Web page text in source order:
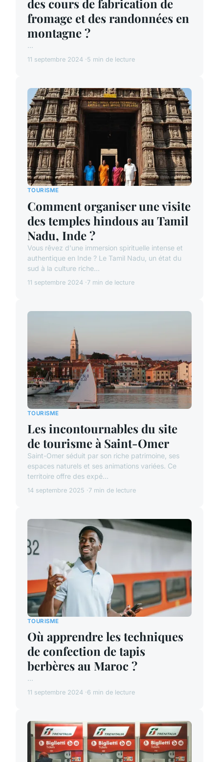
des cours de fabrication de
fromage et des randonnées en
montagne ?
...
11 septembre 2024 5 min de lecture
TOURISME
Comment organiser une visite
des temples hindous au Tamil
Nadu, Inde ?
Vous rêvez d'une immersion spirituelle intense et
authentique en Inde ? Le Tamil Nadu, un état du
sud à la culture riche...
11 septembre 2024 7 min de lecture
TOURISME
Les incontournables du site
de tourisme à Saint-Omer
Saint-Omer séduit par son riche patrimoine, ses
espaces naturels et ses animations variées. Ce
territoire offre des expé...
14 septembre 2025 7 min de lecture
TOURISME
Où apprendre les techniques
de confection de tapis
berbères au Maroc ?
...
11 septembre 2024 6 min de lecture